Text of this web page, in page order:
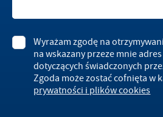
Wyrażam zgodę na
na wskazany przeze mnie
dotyczących świadczonych
Zgoda może zostać cofnięta w
prywatności i plików cookies